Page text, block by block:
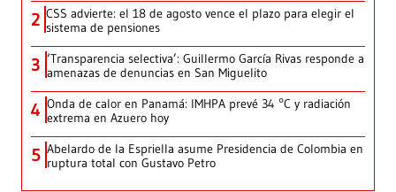
2 CSS advierte: el 18 de agosto vence el plazo para elegir el
sistema de pensiones
3 ‘Transparencia selectiva’: Guillermo García Rivas responde a
amenazas de denuncias en San Miguelito
4 Onda de calor en Panamá: IMHPA prevé 34 °C y radiación
extrema en Azuero hoy
5 Abelardo de la Espriella asume Presidencia de Colombia en
ruptura total con Gustavo Petro